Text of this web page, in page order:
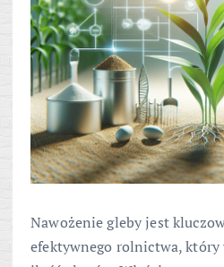
Nawożenie gleby jest
efektywnego rolnictwa, który